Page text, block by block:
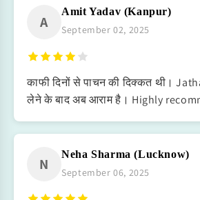
A
Amit Yadav (Kanpur)
September 02, 2025
काफी दिनों से पाचन की दिक्कत थी।
लेने के बाद अब आराम है। Highly
N
Neha Sharma (Lucknow)
September 06, 2025